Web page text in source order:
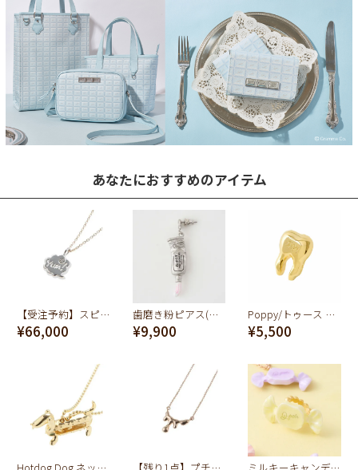
あなたにおすすめのアイテム
【受注予約】スピーチバルーン[yum!] ネックレス
¥66,000
歯磨き粉ピアス(ストロベリーミント)
¥9,900
Poppy/トゥース ピアス (ゴールド)
¥5,500